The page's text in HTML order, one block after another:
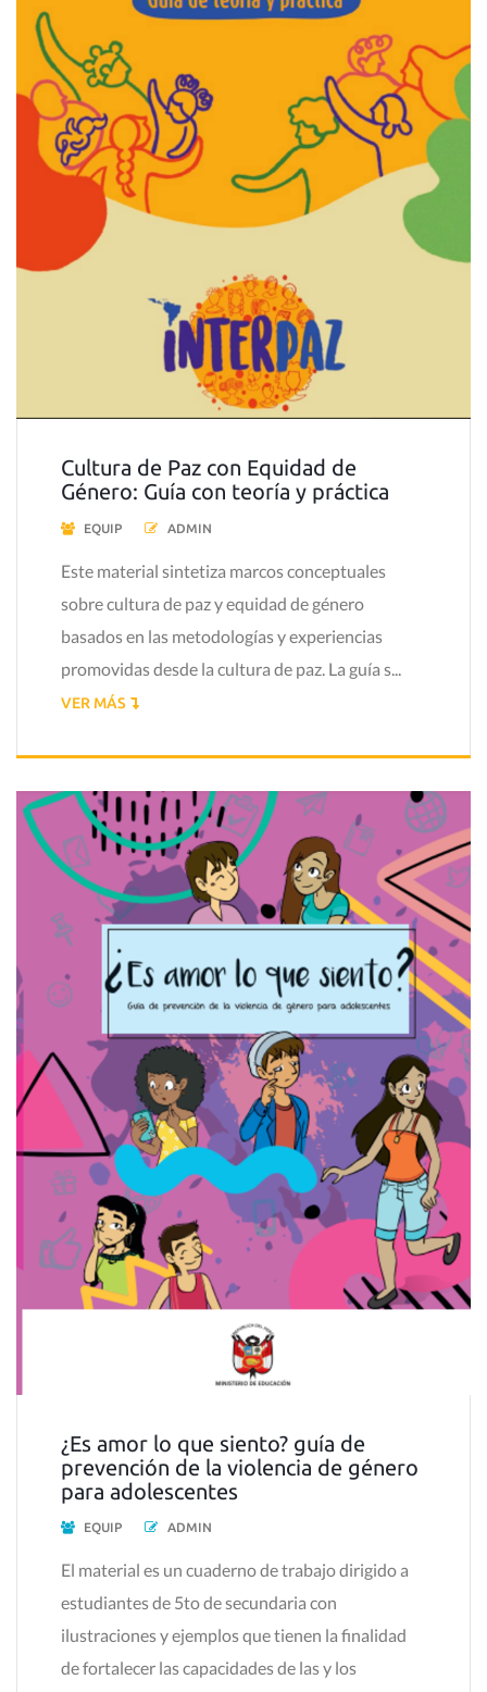
Cultura de Paz con Equidad de
Género: Guía con teoría y práctica
EQUIP ADMIN
Este material sintetiza marcos conceptuales
sobre cultura de paz y equidad de género
basados en las metodologías y experiencias
promovidas desde la cultura de paz. La guía s...
VER MÁS
¿Es amor lo que siento? guía de
prevención de la violencia de género
para adolescentes
EQUIP ADMIN
El material es un cuaderno de trabajo dirigido a
estudiantes de 5to de secundaria con
ilustraciones y ejemplos que tienen la finalidad
de fortalecer las capacidades de las y los